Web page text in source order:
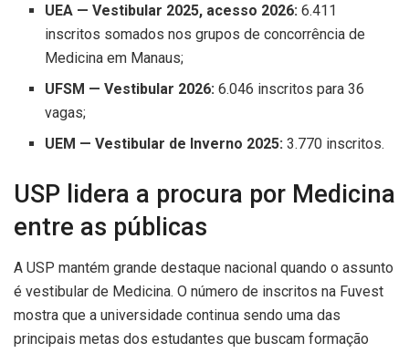
UEA — Vestibular 2025, acesso 2026: 6.411
inscritos somados nos grupos de concorrência de
Medicina em Manaus;
UFSM — Vestibular 2026: 6.046 inscritos para 36
vagas;
UEM — Vestibular de Inverno 2025: 3.770 inscritos.
USP lidera a procura por Medicina
entre as públicas
A USP mantém grande destaque nacional quando o assunto
é vestibular de Medicina. O número de inscritos na Fuvest
mostra que a universidade continua sendo uma das
principais metas dos estudantes que buscam formação